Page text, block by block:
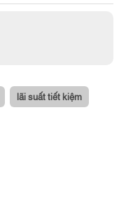
lãi suất tiết kiệm